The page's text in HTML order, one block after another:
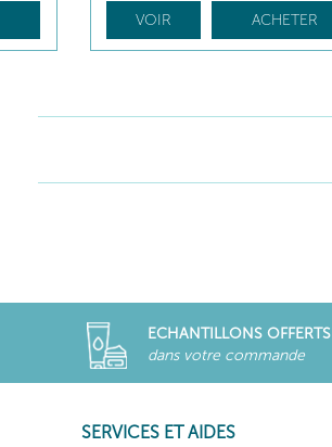
VOIR ACHETER
ECHANTILLONS OFFERTS
dans votre commande
SERVICES ET AIDES